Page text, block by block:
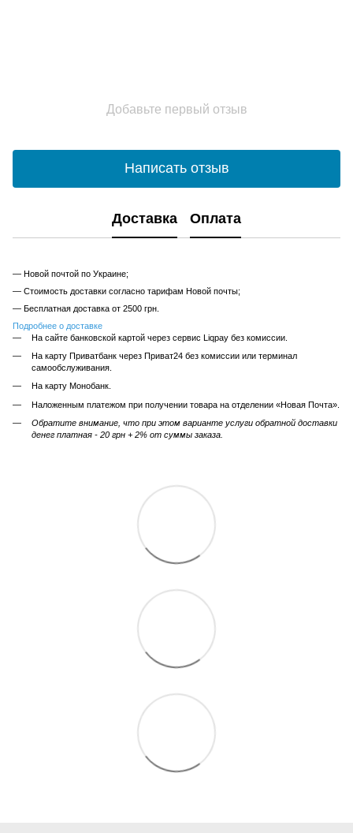
Добавьте первый отзыв
Написать отзыв
Доставка Оплата
— Новой почтой по Украине;
— Стоимость доставки согласно тарифам Новой почты;
— Бесплатная доставка от 2500 грн.
Подробнее о доставке
На сайте банковской картой через сервис Liqpay без комиссии.
На карту Приватбанк через Приват24 без комиссии или терминал
самообслуживания.
На карту Монобанк.
Наложенным платежом при получении товара на отделении «Новая Почта».
Обратите внимание, что при этом варианте услуги обратной доставки
денег платная - 20 грн + 2% от суммы заказа.